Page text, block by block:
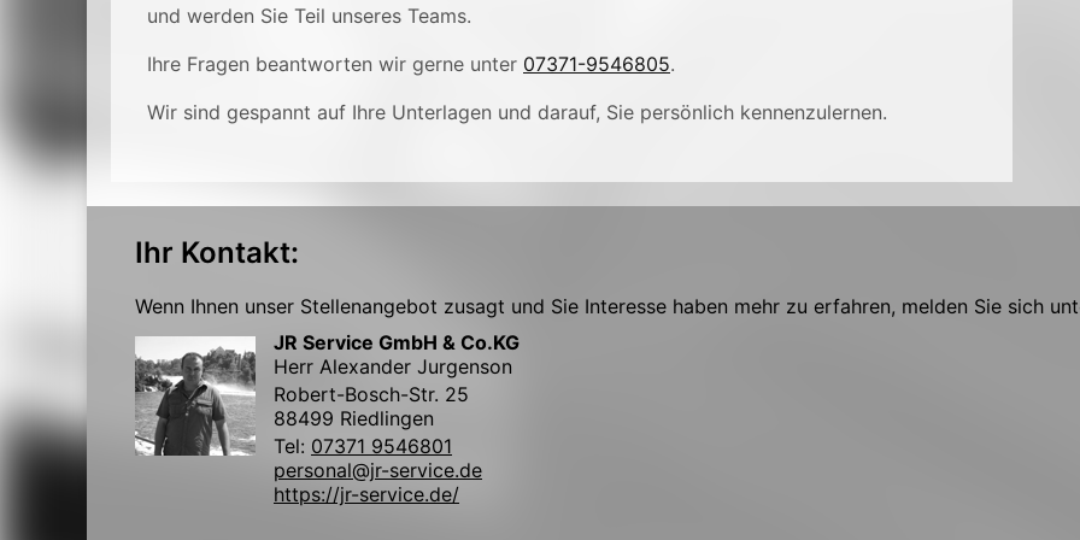
und werden Sie Teil unseres Teams.
Ihre Fragen beantworten wir gerne unter 07371-9546805.
Wir sind gespannt auf Ihre Unterlagen und darauf, Sie persönlich kennenzulernen.
Ihr Kontakt:
Wenn Ihnen unser Stellenangebot zusagt und Sie Interesse haben mehr zu erfahren, melden Sie sich
JR Service GmbH & Co.KG
Herr Alexander Jurgenson
Robert-Bosch-Str. 25
88499 Riedlingen
Tel: 07371 9546801
personal@jr-service.de
https://jr-service.de/